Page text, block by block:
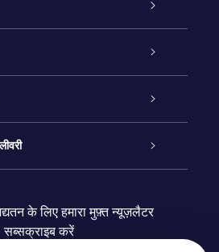
के मुताबिक तैयार करें
के लिए हमारा मुफ़्त न्यूज़लैटर
सब्सक्राइब करें